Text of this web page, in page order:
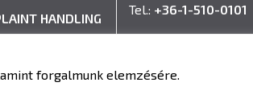
HANDLING
Tel.: +36-1-510-0101
E-mail:info@kavk.hu
forgalmunk elemzésére.